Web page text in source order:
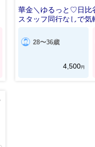
華金＼ゆるっと♡日比
スタッフ同行なしで気
28〜36歳
4,500円